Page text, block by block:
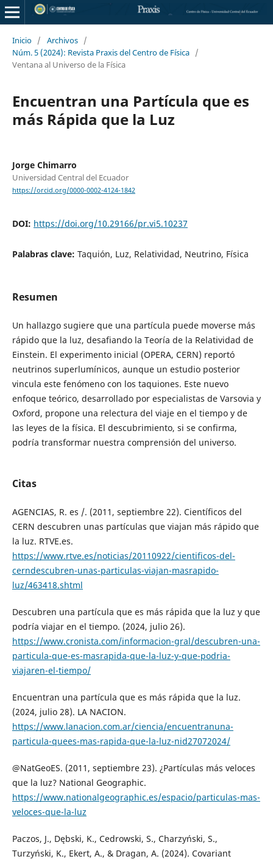
Inicio / Archivos /
Núm. 5 (2024): Revista Praxis del Centro de Física /
Ventana al Universo de la Física
Encuentran una Partícula que es
más Rápida que la Luz
Jorge Chimarro
Universidad Central del Ecuador
https://orcid.org/0000-0002-4124-1842
DOI: https://doi.org/10.29166/pr.vi5.10237
Palabras clave: Taquión, Luz, Relatividad, Neutrino, Física
Resumen
Un hallazgo sugiere que una partícula puede moverse más
rápido que la luz, desafiando la Teoría de la Relatividad de
Einstein. El experimento inicial (OPERA, CERN) reportó
neutrinos superlumínicos, aunque un estudio posterior
vincula este fenómeno con los taquiones. Este nuevo
enfoque teórico, desarrollado por especialistas de Varsovia y
Oxford, propone una relectura del viaje en el tiempo y de
las leyes de la física. El descubrimiento, si se confirma,
podría transformar nuestra comprensión del universo.
Citas
AGENCIAS, R. es /. (2011, septiembre 22). Científicos del
CERN descubren unas partículas que viajan más rápido que
la luz. RTVE.es.
https://www.rtve.es/noticias/20110922/cientificos-del-
cerndescubren-unas-particulas-viajan-masrapido-
luz/463418.shtml
Descubren una partícula que es más rápida que la luz y que
podría viajar en el tiempo. (2024, julio 26).
https://www.cronista.com/informacion-gral/descubren-una-
particula-que-es-masrapida-que-la-luz-y-que-podria-
viajaren-el-tiempo/
Encuentran una partícula que es más rápida que la luz.
(2024, julio 28). LA NACION.
https://www.lanacion.com.ar/ciencia/encuentranuna-
particula-quees-mas-rapida-que-la-luz-nid27072024/
@NatGeoES. (2011, septiembre 23). ¿Partículas más veloces
que la luz? National Geographic.
https://www.nationalgeographic.es/espacio/particulas-mas-
veloces-que-la-luz
Paczos, J., Dębski, K., Cedrowski, S., Charzyński, S.,
Turzyński, K., Ekert, A., & Dragan, A. (2024). Covariant